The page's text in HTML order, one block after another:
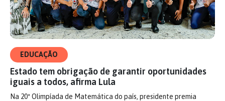
EDUCAÇÃO
Estado tem obrigação de garantir oportunidades
iguais a todos, afirma Lula
Na 20ª Olimpíada de Matemática do país, presidente premia